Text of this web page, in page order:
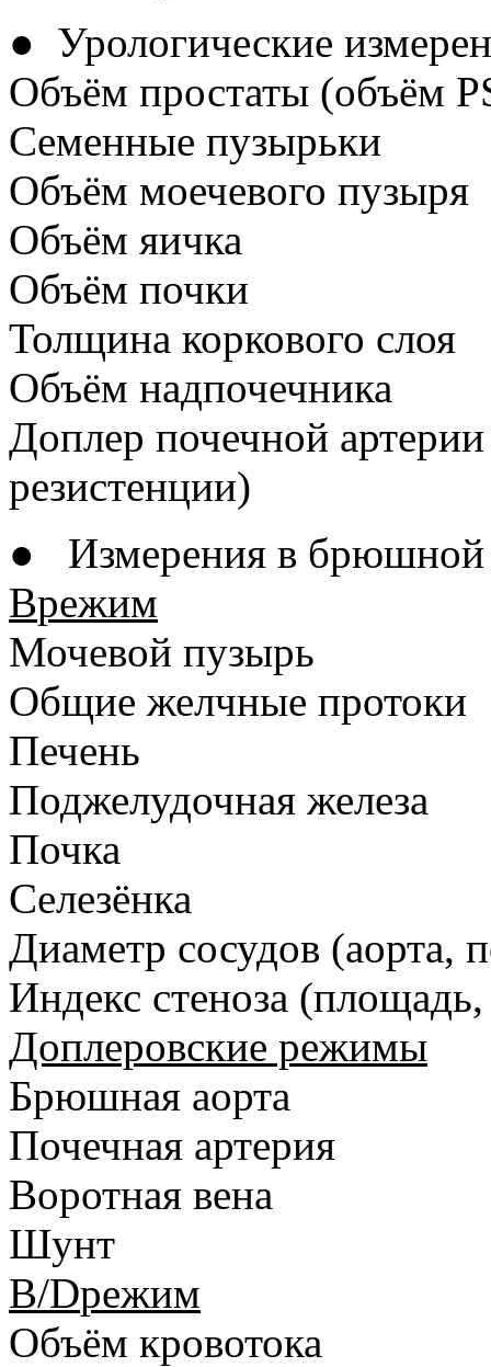
● Урологические
Объём простаты (объём
Семенные пузырьки
Объём моечевого пузыря
Объём яичка
Объём почки
Толщина коркового слоя
Объём надпочечника
Доплер почечной
резистенции)
● Измерения в брюшной
Bрежим
Мочевой пузырь
Общие желчные протоки
Печень
Поджелудочная железа
Почка
Селезёнка
Диаметр сосудов (аорта,
Индекс стеноза
Доплеровские режимы
Брюшная аорта
Почечная артерия
Воротная вена
Шунт
B/Dрежим
Объём кровотока